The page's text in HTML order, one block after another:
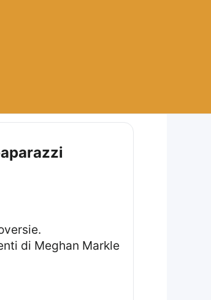
di Meghan Markle